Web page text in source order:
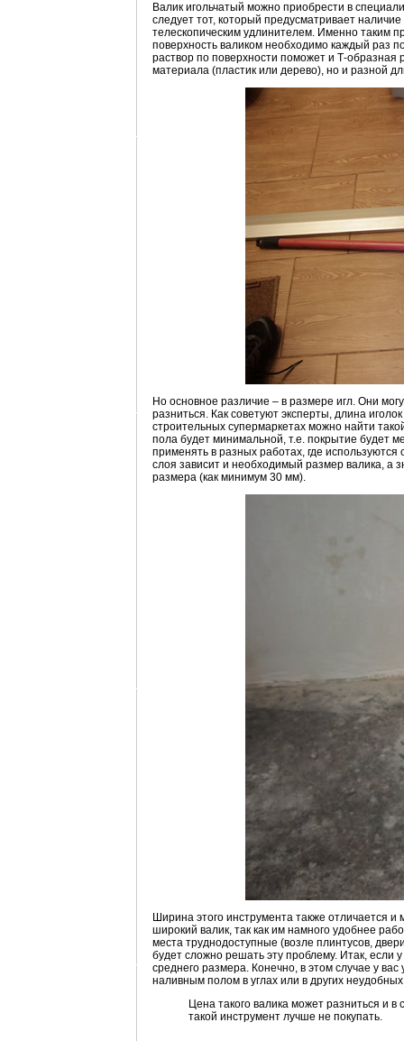
Валик игольчатый можно приобрести в
следует тот, который предусматривает
телескопическим удлинителем. Именно таким
поверхность валиком необходимо каждый раз
раствор по поверхности поможет и Т-образная
материала (пластик или дерево), но и разной
Но основное различие – в размере игл. Они
разниться. Как советуют эксперты, длина
строительных супермаркетах можно найти
пола будет минимальной, т.е. покрытие будет
применять в разных работах, где
слоя зависит и необходимый размер валика, а
размера (как минимум 30 мм).
Ширина этого инструмента также отличается
широкий валик, так как им намного удобнее
места труднодоступные (возле плинтусов,
будет сложно решать эту проблему. Итак, если
среднего размера. Конечно, в этом случае у
наливным полом в углах или в других
Цена такого валика может разниться и в
такой инструмент лучше не покупать.